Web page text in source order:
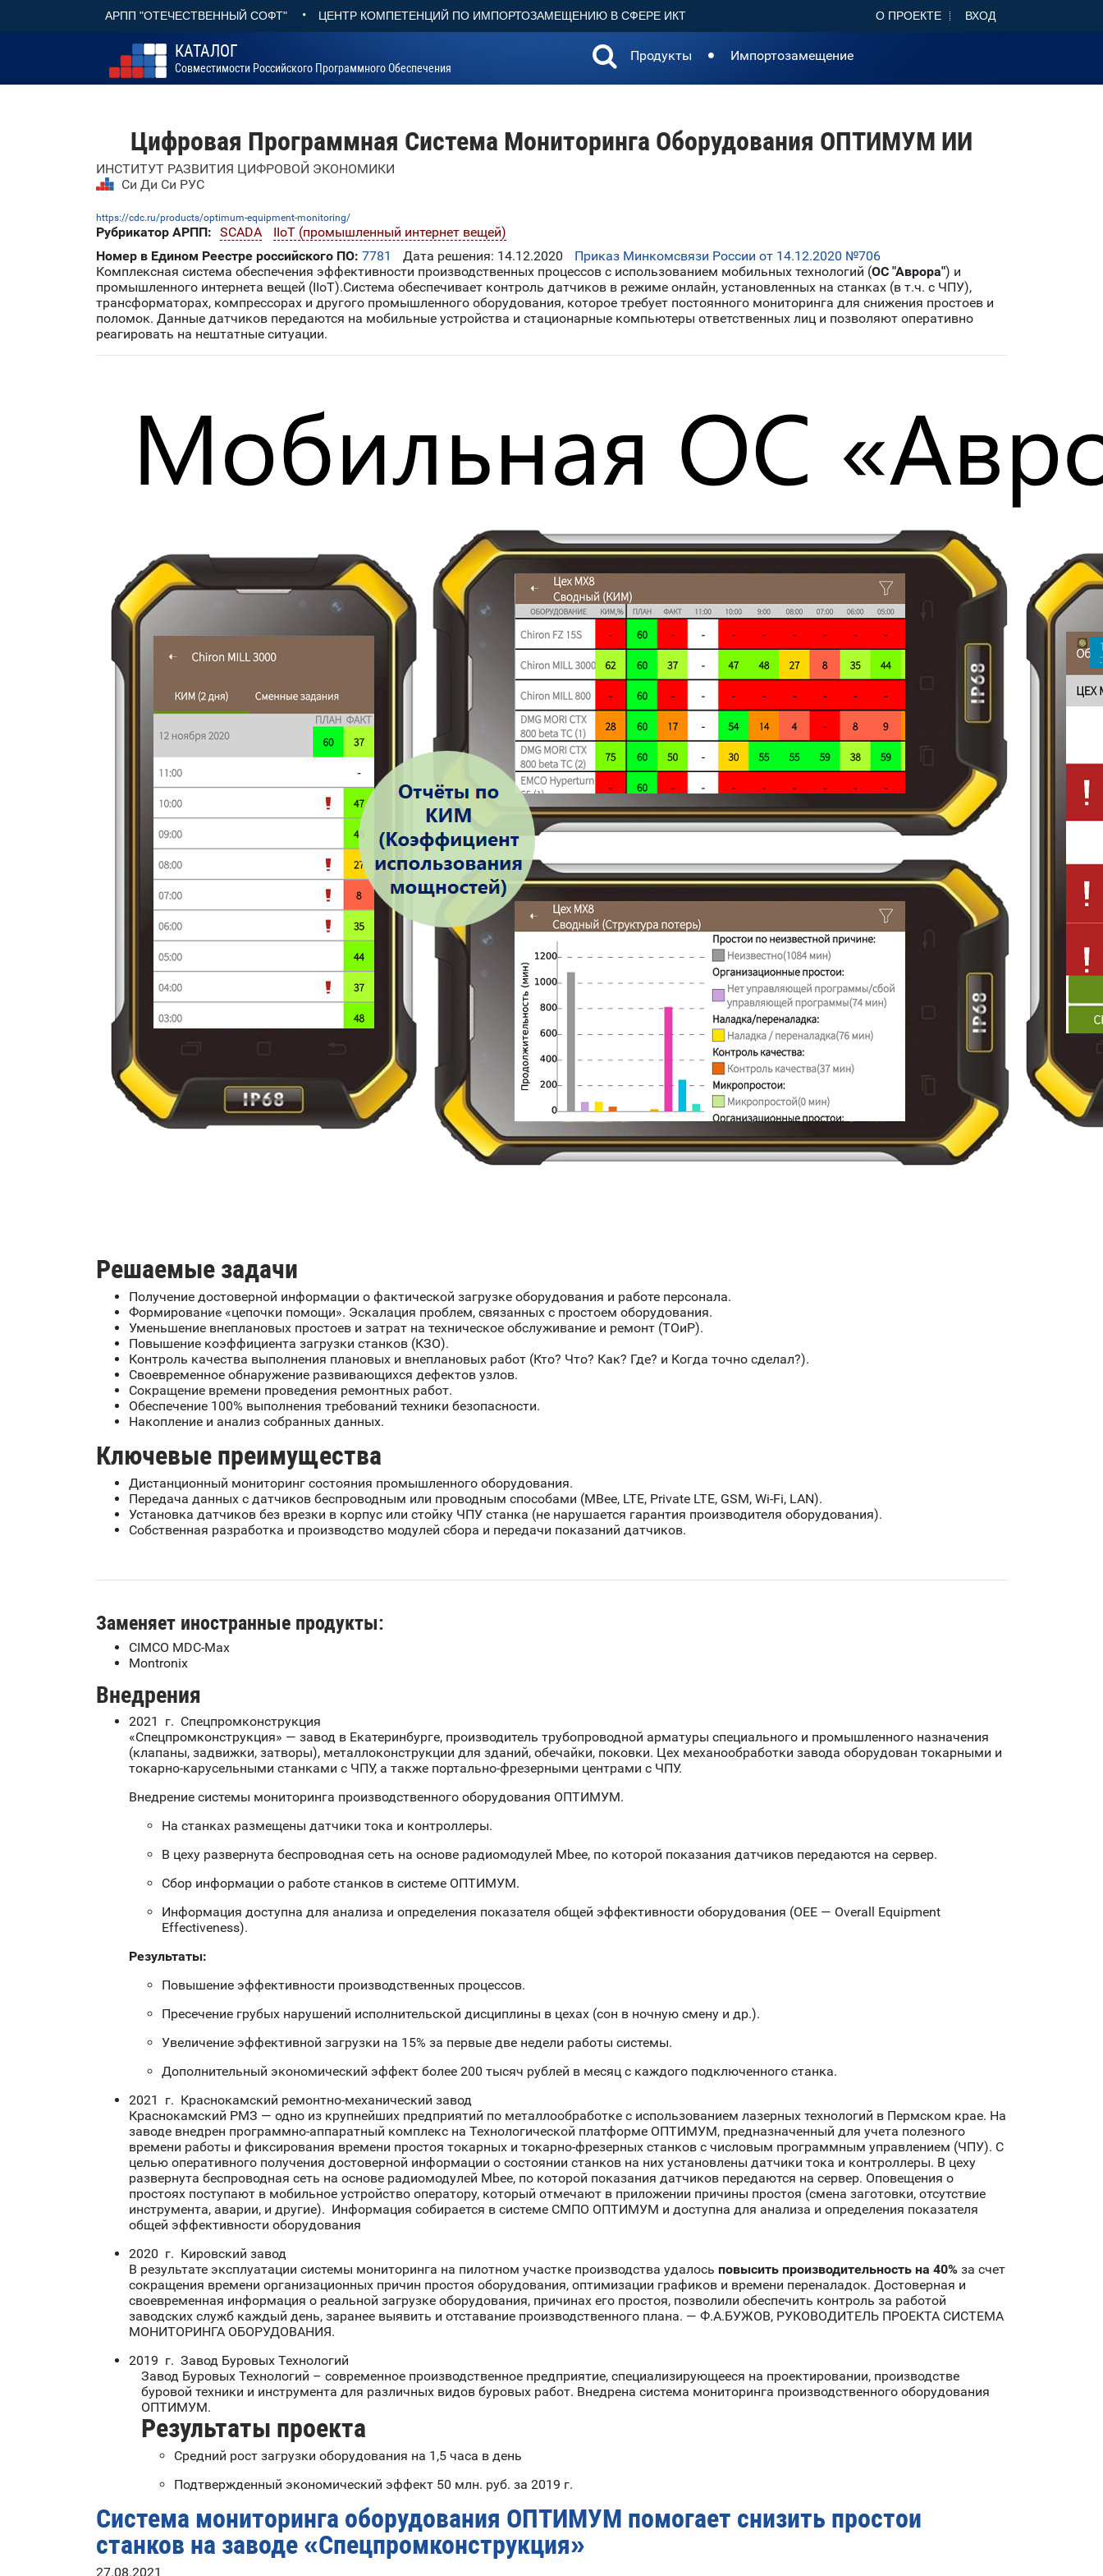
АРПП "ОТЕЧЕСТВЕННЫЙ СОФТ" • ЦЕНТР КОМПЕТЕНЦИЙ ПО ИМПОРТОЗАМЕЩЕНИЮ В СФЕРЕ ИКТ О ПРОЕКТЕ ВХОД
КАТАЛОГ
Совместимости Российского Программного Обеспечения
Продукты Импортозамещение
Цифровая Программная Система Мониторинга Оборудования ОПТИМУМ ИИ
ИНСТИТУТ РАЗВИТИЯ ЦИФРОВОЙ ЭКОНОМИКИ
Си Ди Си РУС
https://cdc.ru/products/optimum-equipment-monitoring/
Рубрикатор АРПП: SCADA
IIoT (промышленный интернет вещей)
Номер в Едином Реестре российского ПО: 7781 Дата решения: 14.12.2020
Приказ Минкомсвязи России от 14.12.2020 №706
Комплексная система обеспечения эффективности производственных процессов с использованием мобильных технологий (ОС "Аврора") и
промышленного интернета вещей (IIoT).Система обеспечивает контроль датчиков в режиме онлайн, установленных на станках (в т.ч. с ЧПУ),
трансформаторах, компрессорах и другого промышленного оборудования, которое требует постоянного мониторинга для снижения простоев и
поломок. Данные датчиков передаются на мобильные устройства и стационарные компьютеры ответственных лиц и позволяют оперативно
реагировать на нештатные ситуации.
Решаемые задачи
Получение достоверной информации о фактической загрузке оборудования и работе персонала.
Формирование «цепочки помощи». Эскалация проблем, связанных с простоем оборудования.
Уменьшение внеплановых простоев и затрат на техническое обслуживание и ремонт (ТОиР).
Повышение коэффициента загрузки станков (КЗО).
Контроль качества выполнения плановых и внеплановых работ (Кто? Что? Как? Где? и Когда точно сделал?).
Своевременное обнаружение развивающихся дефектов узлов.
Сокращение времени проведения ремонтных работ.
Обеспечение 100% выполнения требований техники безопасности.
Накопление и анализ собранных данных.
Ключевые преимущества
Дистанционный мониторинг состояния промышленного оборудования.
Передача данных с датчиков беспроводным или проводным способами (MBee, LTE, Private LTE, GSM, Wi-Fi, LAN).
Установка датчиков без врезки в корпус или стойку ЧПУ станка (не нарушается гарантия производителя оборудования).
Собственная разработка и производство модулей сбора и передачи показаний датчиков.
Заменяет иностранные продукты:
CIMCO MDC-Max
Montronix
Внедрения
2021 г. Спецпромконструкция
«Спецпромконструкция» — завод в Екатеринбурге, производитель трубопроводной арматуры специального и промышленного назначения
(клапаны, задвижки, затворы), металлоконструкции для зданий, обечайки, поковки. Цех механообработки завода оборудован токарными и
токарно-карусельными станками с ЧПУ, а также портально-фрезерными центрами с ЧПУ.
Внедрение системы мониторинга производственного оборудования ОПТИМУМ.
На станках размещены датчики тока и контроллеры.
В цеху развернута беспроводная сеть на основе радиомодулей Mbee, по которой показания датчиков передаются на сервер.
Сбор информации о работе станков в системе ОПТИМУМ.
Информация доступна для анализа и определения показателя общей эффективности оборудования (OEE — Overall Equipment
Effectiveness).
Результаты:
Повышение эффективности производственных процессов.
Пресечение грубых нарушений исполнительской дисциплины в цехах (сон в ночную смену и др.).
Увеличение эффективной загрузки на 15% за первые две недели работы системы.
Дополнительный экономический эффект более 200 тысяч рублей в месяц с каждого подключенного станка.
2021 г. Краснокамский ремонтно-механический завод
Краснокамский РМЗ — одно из крупнейших предприятий по металлообработке с использованием лазерных технологий в Пермском крае. На
заводе внедрен программно-аппаратный комплекс на Технологической платформе ОПТИМУМ, предназначенный для учета полезного
времени работы и фиксирования времени простоя токарных и токарно-фрезерных станков с числовым программным управлением (ЧПУ). С
целью оперативного получения достоверной информации о состоянии станков на них установлены датчики тока и контроллеры. В цеху
развернута беспроводная сеть на основе радиомодулей Mbee, по которой показания датчиков передаются на сервер. Оповещения о
простоях поступают в мобильное устройство оператору, который отмечают в приложении причины простоя (смена заготовки, отсутствие
инструмента, аварии, и другие). Информация собирается в системе СМПО ОПТИМУМ и доступна для анализа и определения показателя
общей эффективности оборудования
2020 г. Кировский завод
В результате эксплуатации системы мониторинга на пилотном участке производства удалось повысить производительность на 40% за счет
сокращения времени организационных причин простоя оборудования, оптимизации графиков и времени переналадок. Достоверная и
своевременная информация о реальной загрузке оборудования, причинах его простоя, позволили обеспечить контроль за работой
заводских служб каждый день, заранее выявить и отставание производственного плана. — Ф.А.БУЖОВ, РУКОВОДИТЕЛЬ ПРОЕКТА СИСТЕМА
МОНИТОРИНГА ОБОРУДОВАНИЯ.
2019 г. Завод Буровых Технологий
Завод Буровых Технологий – современное производственное предприятие, специализирующееся на проектировании, производстве
буровой техники и инструмента для различных видов буровых работ. Внедрена система мониторинга производственного оборудования
ОПТИМУМ.
Результаты проекта
Средний рост загрузки оборудования на 1,5 часа в день
Подтвержденный экономический эффект 50 млн. руб. за 2019 г.
Система мониторинга оборудования ОПТИМУМ помогает снизить простои
станков на заводе «Спецпромконструкция»
27.08.2021